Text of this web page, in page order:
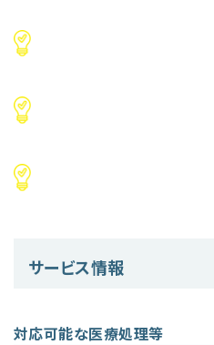
サービス情報
対応可能な医療処理等